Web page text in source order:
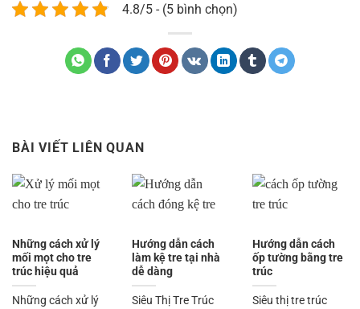
4.8/5 - (5 bình chọn)
BÀI VIẾT LIÊN QUAN
Những cách xử lý
mối mọt cho tre
trúc hiệu quả
Những cách xử lý
Hướng dẫn cách
làm kệ tre tại nhà
dễ dàng
Siêu Thị Tre Trúc
Hướng dẫn cách
ốp tường bằng tre
trúc
Siêu thị tre trúc